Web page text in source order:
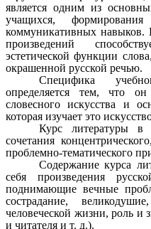
является одним из
учащихся,
коммуникативных навыков.
произведений
эстетической функции
окрашенной русской речью.
Специфика
определяется тем, что он
словесного искусства и
которая изучает это
Курс литературы в
сочетания
проблемно-тематического
Содержание курса
себя произведения
поднимающие вечные
сострадание,
человеческой жизни, роль и
и читателя и т. д.).